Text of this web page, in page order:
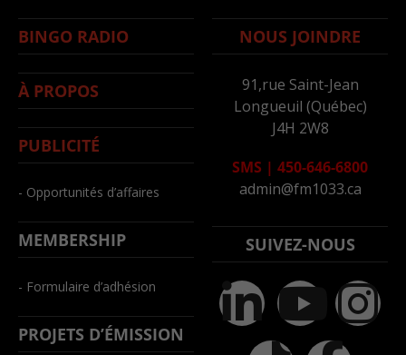
BINGO RADIO
À PROPOS
PUBLICITÉ
- Opportunités d’affaires
MEMBERSHIP
- Formulaire d’adhésion
PROJETS D’ÉMISSION
NOUS JOINDRE
91,rue Saint-Jean
Longueuil (Québec)
J4H 2W8
SMS | 450-646-6800
admin@fm1033.ca
SUIVEZ-NOUS